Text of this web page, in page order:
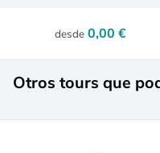
desde 0,00 €
Otros tours que